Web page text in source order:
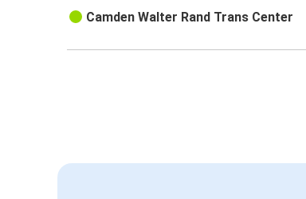
Camden Walter Rand Trans Center